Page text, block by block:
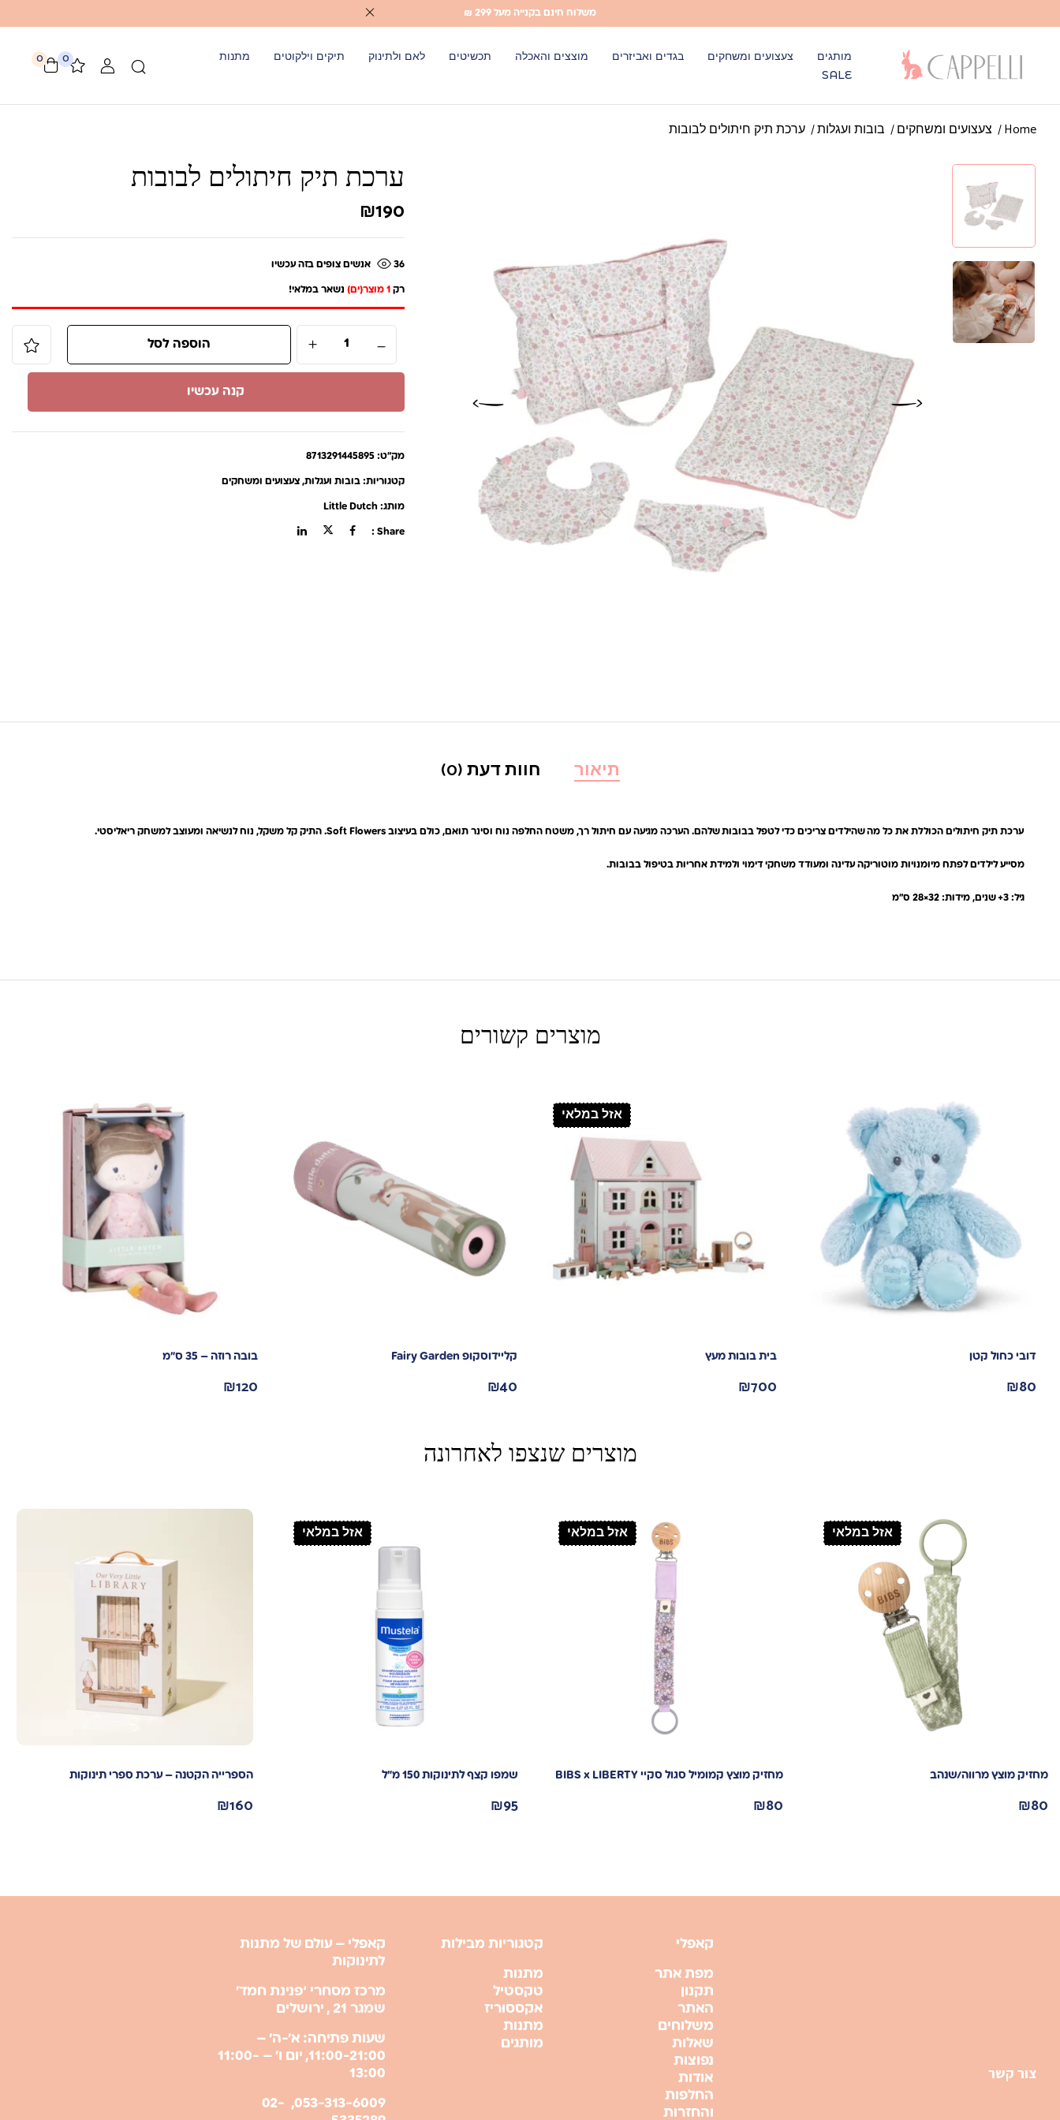
משלוח חינם בקנייה מעל 299 ₪
מותגים צעצועים ומשחקים בגדים ואביזרים מוצצים והאכלה תכשיטים לאם ולתינוק תיקים וילקוטים
מתנות
SALE
0
0
Home צעצועים ומשחקים בובות ועגלות ערכת תיק חיתולים לבובות
ערכת תיק חיתולים לבובות
₪190
36 אנשים צופים בזה עכשיו
רק 1 מוצר(ים) נשאר במלאי!
הוספה לסל
קנה עכשיו
מק"ט:8713291445895
קטגוריות:בובות ועגלות,צעצועים ומשחקים
מותג: Little Dutch
Share :
תיאור חוות דעת (0)
ערכת תיק חיתולים הכוללת את כל מה שהילדים צריכים כדי לטפל בבובות שלהם. הערכה מגיעה עם חיתול רך, משטח החלפה נוח וסינר תואם, כולם בעיצוב Soft Flowers. התיק קל משקל, נוח לנשיאה ומעוצב למשחק ריאליסטי.
מסייע לילדים לפתח מיומנויות מוטוריקה עדינה ומעודד משחקי דימוי ולמידת אחריות בטיפול בבובות.
גיל: 3+ שנים, מידות: 32×28 ס”מ
מוצרים קשורים
דובי כחול קטן
₪80
אזל במלאי
בית בובות מעץ
₪700
קליידוסקופ Fairy Garden
₪40
בובה רוזה – 35 ס”מ
₪120
מוצרים שנצפו לאחרונה
אזל במלאי
מחזיק מוצץ מרווה/שנהב
₪80
אזל במלאי
מחזיק מוצץ קמומיל סגול סקיי BIBS x LIBERTY
₪80
אזל במלאי
שמפו קצף לתינוקות 150 מ”ל
₪95
הספרייה הקטנה – ערכת ספרי תינוקות
₪160
צור קשר
קאפלי
מפת אתר
תקנון
האתר
משלוחים
שאלות
נפוצות
אודות
החלפות
והחזרות
קטגוריות מבילות
מתנות
טקסטיל
אקססוריז
מתנות
מותגים
קאפלי – עולם של מתנות
לתינוקות
מרכז מסחרי ‘פנינת חמד’
שמגר 21 , ירושלים
שעות פתיחה: א’-ה’ –
11:00-21:00, יום ו’ – 11:00-
13:00
053-313-6009, 02-